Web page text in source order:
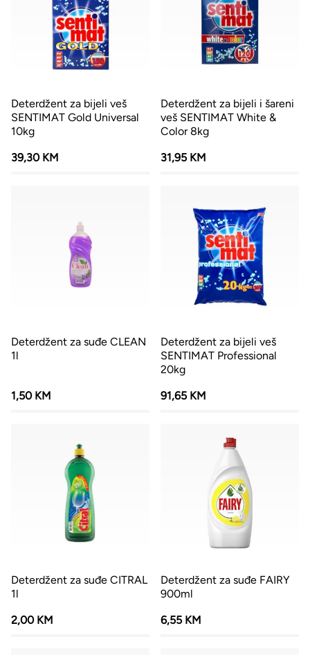
Deterdžent za bijeli veš
SENTIMAT Gold Universal
10kg
39,30 KM
Deterdžent za bijeli i šareni
veš SENTIMAT White &
Color 8kg
31,95 KM
Deterdžent za suđe CLEAN
1l
1,50 KM
Deterdžent za bijeli veš
SENTIMAT Professional
20kg
91,65 KM
Deterdžent za suđe CITRAL
1l
2,00 KM
Deterdžent za suđe FAIRY
900ml
6,55 KM